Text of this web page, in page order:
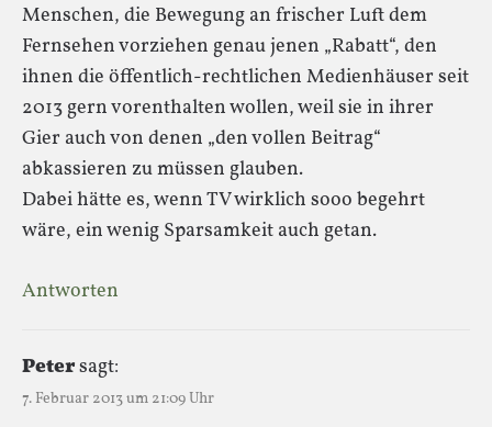
Menschen, die Bewegung an frischer Luft dem
Fernsehen vorziehen genau jenen „Rabatt“, den
ihnen die öffentlich-rechtlichen Medienhäuser seit
2013 gern vorenthalten wollen, weil sie in ihrer
Gier auch von denen „den vollen Beitrag“
abkassieren zu müssen glauben.
Dabei hätte es, wenn TV wirklich sooo begehrt
wäre, ein wenig Sparsamkeit auch getan.
Antworten
Petersagt:
7. Februar 2013 um 21:09 Uhr